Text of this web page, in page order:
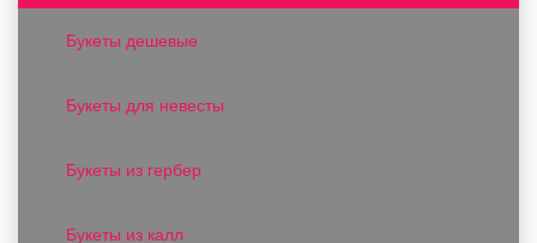
Букеты дешевые
Букеты для невесты
Букеты из гербер
Букеты из калл